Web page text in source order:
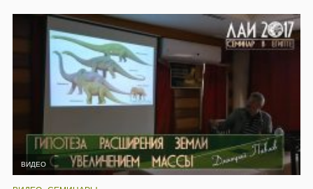
ВИДЕО